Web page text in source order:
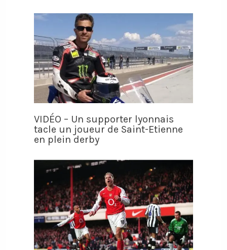
VIDÉO – Un supporter lyonnais
tacle un joueur de Saint-Etienne
en plein derby